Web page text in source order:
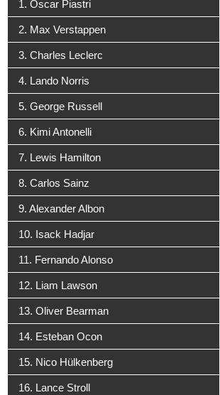
1. Oscar Piastri
2. Max Verstappen
3. Charles Leclerc
4. Lando Norris
5. George Russell
6. Kimi Antonelli
7. Lewis Hamilton
8. Carlos Sainz
9. Alexander Albon
10. Isack Hadjar
11. Fernando Alonso
12. Liam Lawson
13. Oliver Bearman
14. Esteban Ocon
15. Nico Hülkenberg
16. Lance Stroll